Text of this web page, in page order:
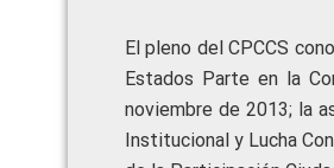
El pleno del CPCCS
Estados Parte en la
noviembre de 2013; la
Institucional y Lucha